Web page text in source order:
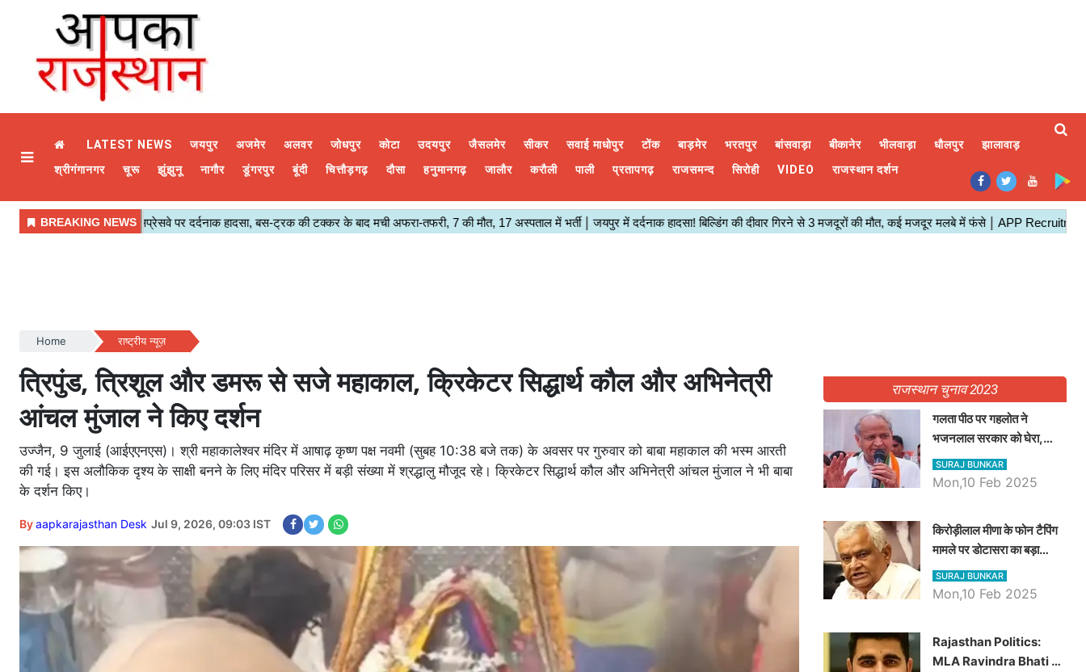
LATEST NEWS जयपुर अजमेर अलवर जोधपुर कोटा उदयपुर जैसलमेर सीकर सवाई माधोपुर टोंक बाड़मेर भरतपुर बांसवाड़ा बीकानेर भीलवाड़ा धौलपुर
झालावाड़
श्रीगंगानगर
चूरू झुंझुनू नागौर डूंगरपुर बूंदी चित्तौड़गढ़ दौसा हनुमानगढ़ जालौर करौली पाली प्रतापगढ़ राजसमन्द सिरोही VIDEO राजस्थान दर्शन
Home राष्ट्रीय न्यूज़
त्रिपुंड, त्रिशूल और डमरू से सजे महाकाल, क्रिकेटर सिद्धार्थ कौल और अभिनेत्री
आंचल मुंजाल ने किए दर्शन
उज्जैन, 9 जुलाई (आईएएनएस)। श्री महाकालेश्वर मंदिर में आषाढ़ कृष्ण पक्ष नवमी (सुबह 10:38 बजे तक) के अवसर पर गुरुवार को बाबा महाकाल की भस्म आरती
की गई। इस अलौकिक दृश्य के साक्षी बनने के लिए मंदिर परिसर में बड़ी संख्या में श्रद्धालु मौजूद रहे। क्रिकेटर सिद्धार्थ कौल और अभिनेत्री आंचल मुंजाल ने भी बाबा
के दर्शन किए।
Byaapkarajasthan Desk Jul 9, 2026, 09:03 IST
राजस्थान चुनाव 2023
गलता पीठ पर गहलोत ने
भजनलाल सरकार को घेरा,
Video में देखें अब तक बड़ी
खबरें
SURAJ BUNKAR
Mon,10 Feb 2025
किरोड़ीलाल मीणा के फोन टैपिंग
मामले पर डोटासरा का बड़ा
आरोप, वीडियो में देखें AZ बड़ी
खबरें
SURAJ BUNKAR
Mon,10 Feb 2025
Rajasthan Politics:
MLA Ravindra Bhati ने